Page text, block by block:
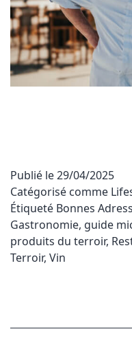
Publié le29/04/2025
Catégorisé comme
Étiqueté Bonnes
Gastronomie, guide
produits du terroir,
Terroir, Vin